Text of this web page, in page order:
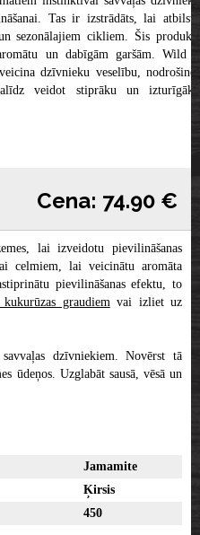
Tas ir izstrādāts, lai atbilstu
sezonālajiem cikliem. Šis produkts
un dabīgām garšām. Wild 8
dzīvnieku veselību, nodrošinot
veidot stiprāku un izturīgāku
Cena: 74.90 €
lai izveidotu pievilināšanas
celmiem, lai veicinātu aromāta
pievilināšanas efektu, to
graudiemvai izliet uz
dzīvniekiem. Novērst tā
ūdeņos. Uzglabāt sausā, vēsā un
Jamamite
Ķirsis
450